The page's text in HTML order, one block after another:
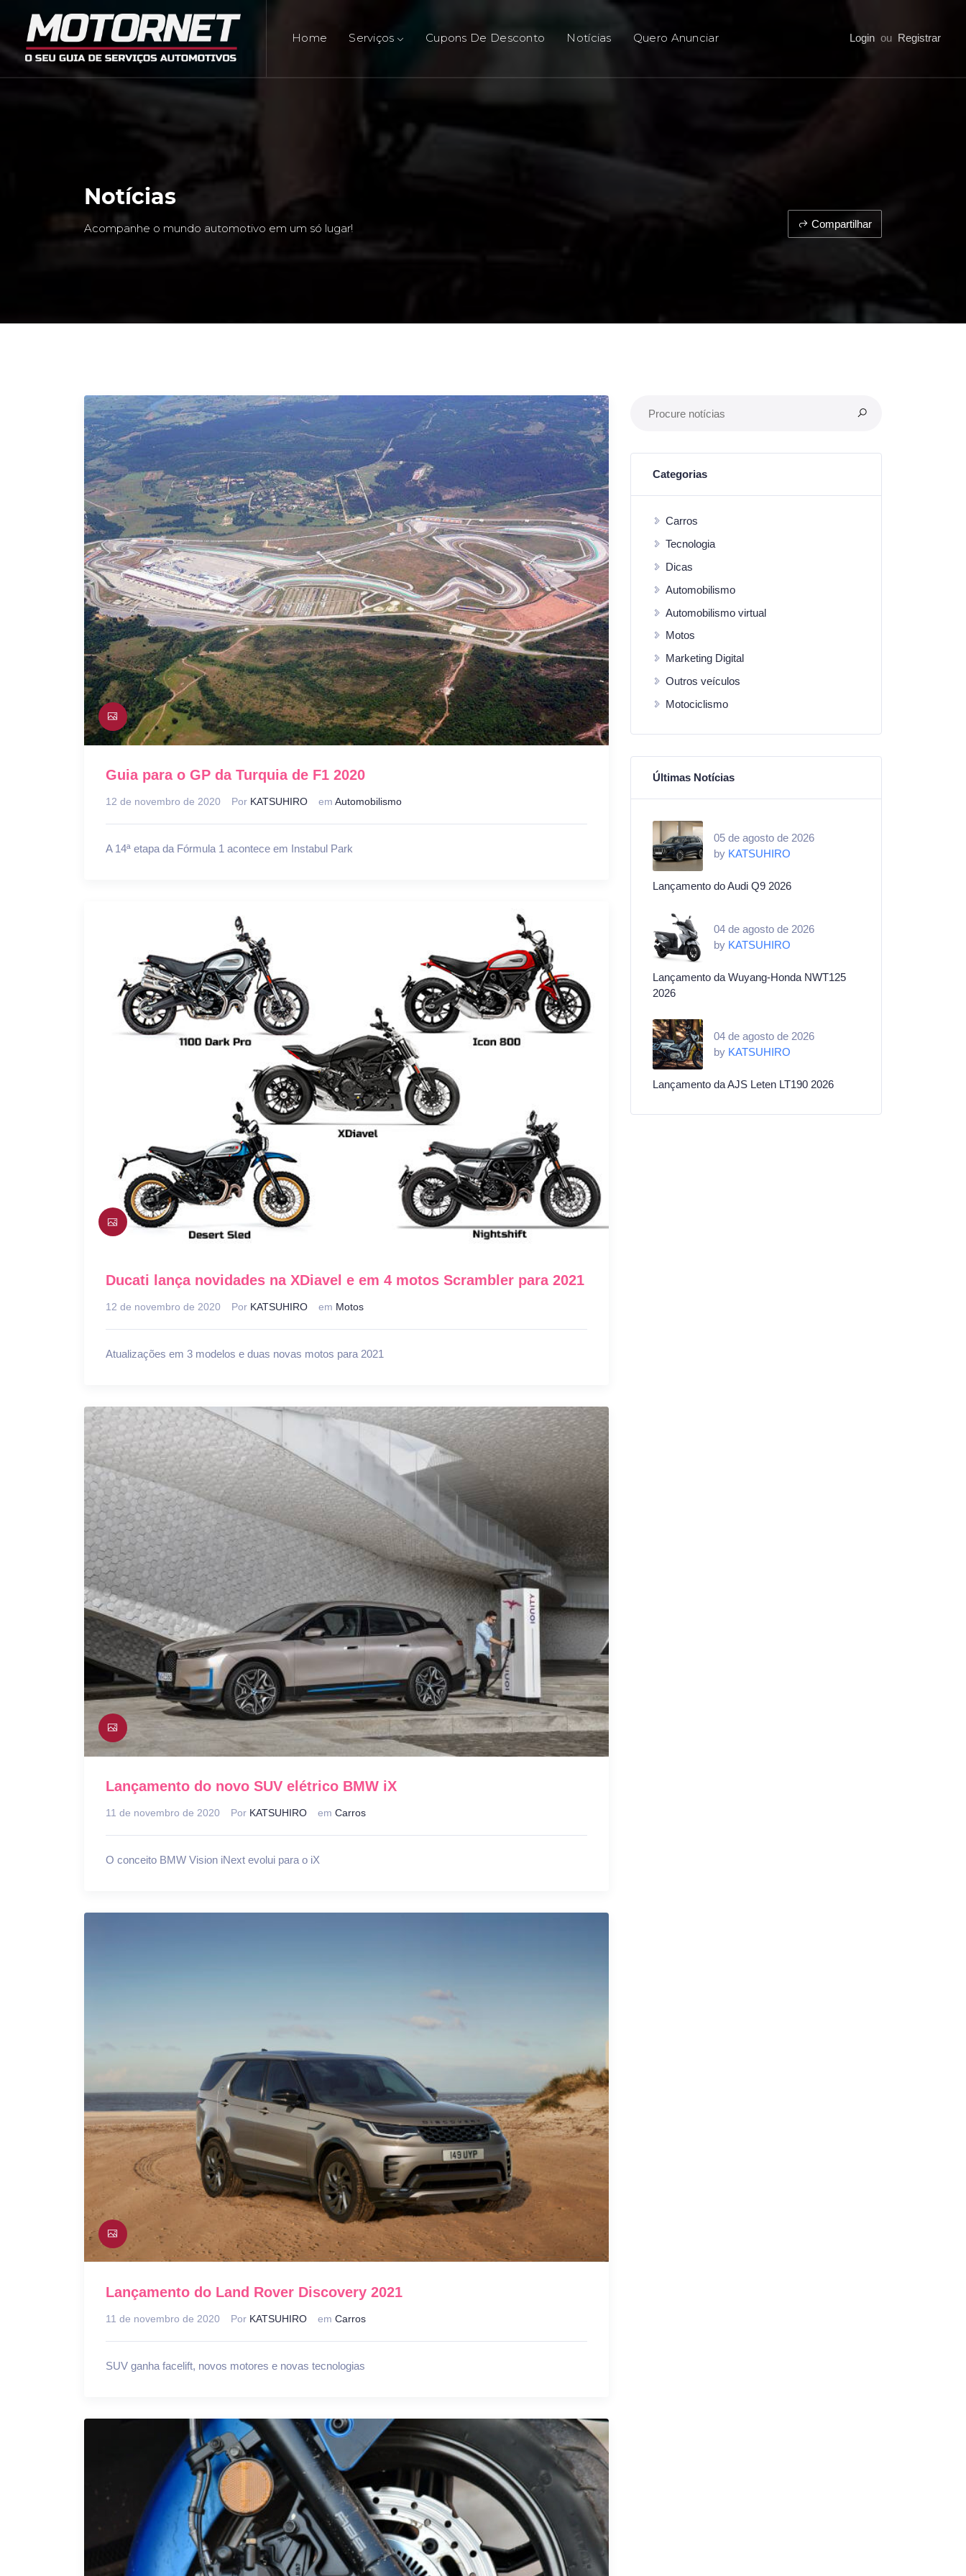
Home Serviços Cupons De Desconto Notícias Quero Anunciar Login ou Registrar
Notícias
Acompanhe o mundo automotivo em um só lugar! Compartilhar
Guia para o GP da Turquia de F1 2020
12 de novembro de 2020 Por KATSUHIRO em Automobilismo
A 14ª etapa da Fórmula 1 acontece em Instabul Park
Ducati lança novidades na XDiavel e em 4 motos Scrambler para 2021
12 de novembro de 2020 Por KATSUHIRO em Motos
Atualizações em 3 modelos e duas novas motos para 2021
Lançamento do novo SUV elétrico BMW iX
11 de novembro de 2020 Por KATSUHIRO em Carros
O conceito BMW Vision iNext evolui para o iX
Lançamento do Land Rover Discovery 2021
11 de novembro de 2020 Por KATSUHIRO em Carros
SUV ganha facelift, novos motores e novas tecnologias
Categorias
Carros
Tecnologia
Dicas
Automobilismo
Automobilismo virtual
Motos
Marketing Digital
Outros veículos
Motociclismo
Últimas Notícias
05 de agosto de 2026
by KATSUHIRO
Lançamento do Audi Q9 2026
04 de agosto de 2026
by KATSUHIRO
Lançamento da Wuyang-Honda NWT125
2026
04 de agosto de 2026
by KATSUHIRO
Lançamento da AJS Leten LT190 2026